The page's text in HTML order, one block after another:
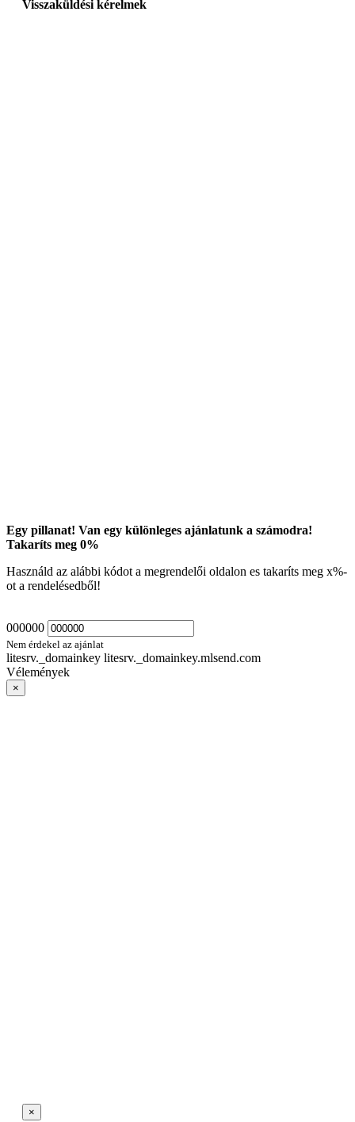
Visszaküldési kérelmek
Egy pillanat! Van egy különleges ajánlatunk a számodra!
Takaríts meg 0%
Használd az alábbi kódot a megrendelői oldalon es takaríts meg x%-
ot a rendelésedből!
000000
Nem érdekel az ajánlat
litesrv._domainkey litesrv._domainkey.mlsend.com
Vélemények
×
×